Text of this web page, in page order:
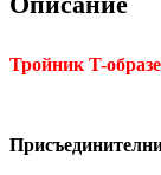
Тройник T-